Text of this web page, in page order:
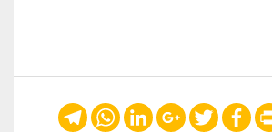
Facebook
Twitter
Google+
LinkedIn
WhatsApp
Telegram